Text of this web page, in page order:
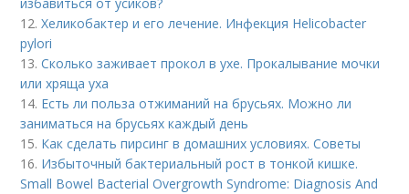
12.Хеликобактер и его лечение. Инфекция Helicobacter
pylori
13.Сколько заживает прокол в ухе. Прокалывание мочки
или хряща уха
14. Есть ли польза отжиманий на брусьях. Можно ли
заниматься на брусьях каждый день
15. Как сделать пирсинг в домашних условиях. Советы
16. Избыточный бактериальный рост в тонкой кишке.
Small Bowel Bacterial Overgrowth Syndrome: Diagnosis And